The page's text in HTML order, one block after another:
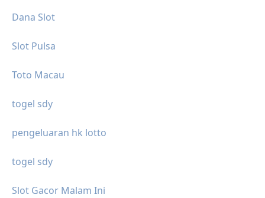
Dana Slot
Slot Pulsa
Toto Macau
togel sdy
pengeluaran hk lotto
togel sdy
Slot Gacor Malam Ini